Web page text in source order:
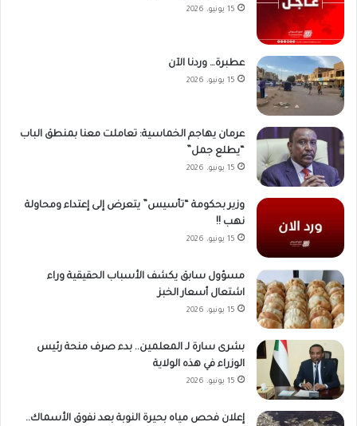
15 يونيو، 2026
عطبرة… وردنا الآن
15 يونيو، 2026
عرمان يهاجم الخماسية: تعاملت معنا بمنطق الباب
“يطلع جمل”
15 يونيو، 2026
وزير بحكومة “تأسيس” يتعرض إلى إعتداء ومحاولة
نهب !!
15 يونيو، 2026
مسؤول سابق يكشف الأسباب الحقيقية وراء
اشتعال أسعار الخبز
15 يونيو، 2026
بشرى سارة لـ المعلمين.. بدء صرف منحة رئيس
الوزراء في هذه الولاية
15 يونيو، 2026
إعلان فحص مياه بحيرة النوبة بعد نفوق الأسماك..